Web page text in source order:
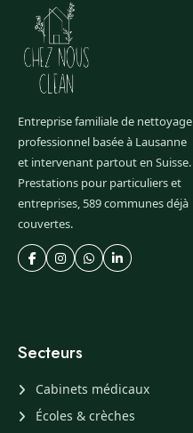
Entreprise familiale de nettoyage
professionnel basée à Lausanne
et intervenant partout en Suisse.
Prestations pour particuliers et
entreprises, 589 communes déjà
couvertes.
Secteurs
Cabinets médicaux
Écoles & crèches